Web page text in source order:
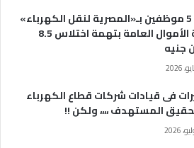
إحالة 5 موظفين بـ«المصرية لنقل الكهرباء»
لنيابة الأموال العامة بتهمة اختلاس 8.5
جنيه
فى قيادات شركات قطاع الكهرباء
المستهدف ،،،، ولكن !!